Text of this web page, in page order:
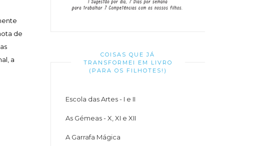
de
a
COISAS QUE JÁ
TRANSFORMEI EM LIVRO
(PARA OS FILHOTES!)
Escola das Artes - I e II
As Gémeas - X, XI e XII
A Garrafa Mágica